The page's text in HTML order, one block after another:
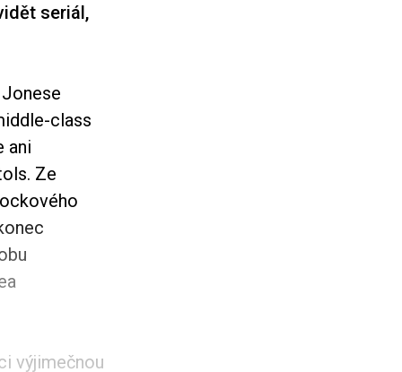
seriál,
class
ani
Ze
výjimečnou